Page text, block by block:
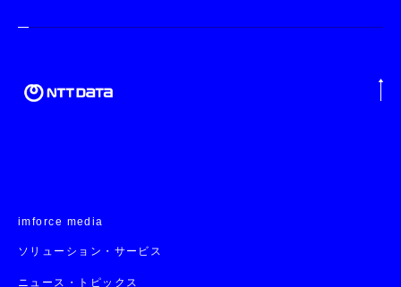
imforce media
ソリューション・サービス
ニュース・トピックス